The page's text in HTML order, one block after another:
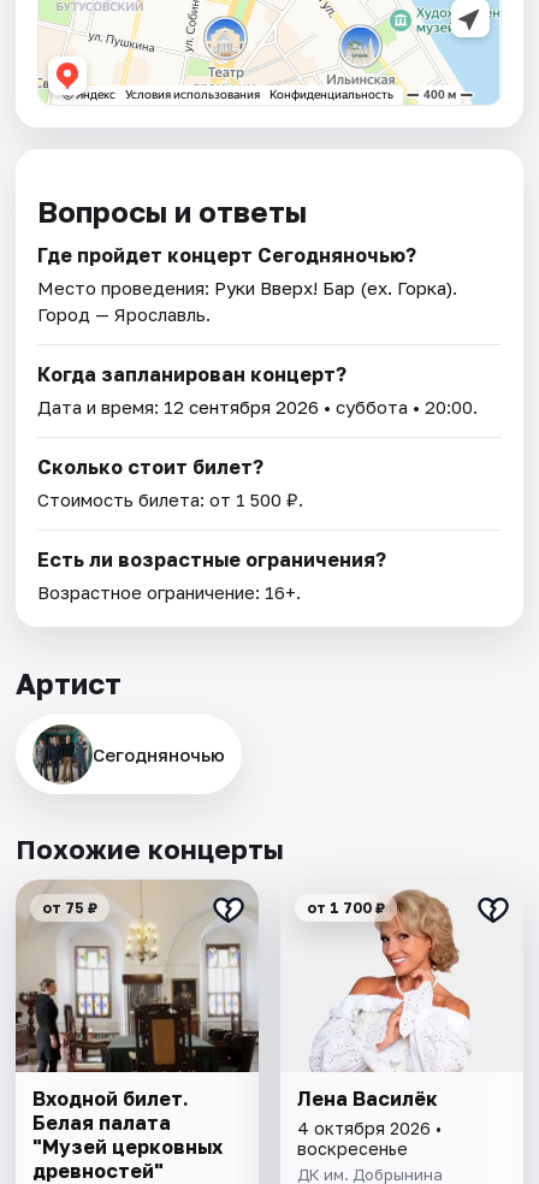
Вопросы и ответы
Где пройдет концерт Сегодняночью?
Место проведения: Руки Вверх! Бар (ex. Горка).
Город — Ярославль.
Когда запланирован концерт?
Дата и время: 12 сентября 2026 • суббота • 20:00.
Сколько стоит билет?
Стоимость билета: от 1 500 ₽.
Есть ли возрастные ограничения?
Возрастное ограничение: 16+.
Артист
Сегодняночью
Похожие концерты
от 75 ₽
Входной билет.
Белая палата
"Музей церковных
древностей"
от 1 700 ₽
Лена Василёк
4 октября 2026 •
воскресенье
ДК им. Добрынина